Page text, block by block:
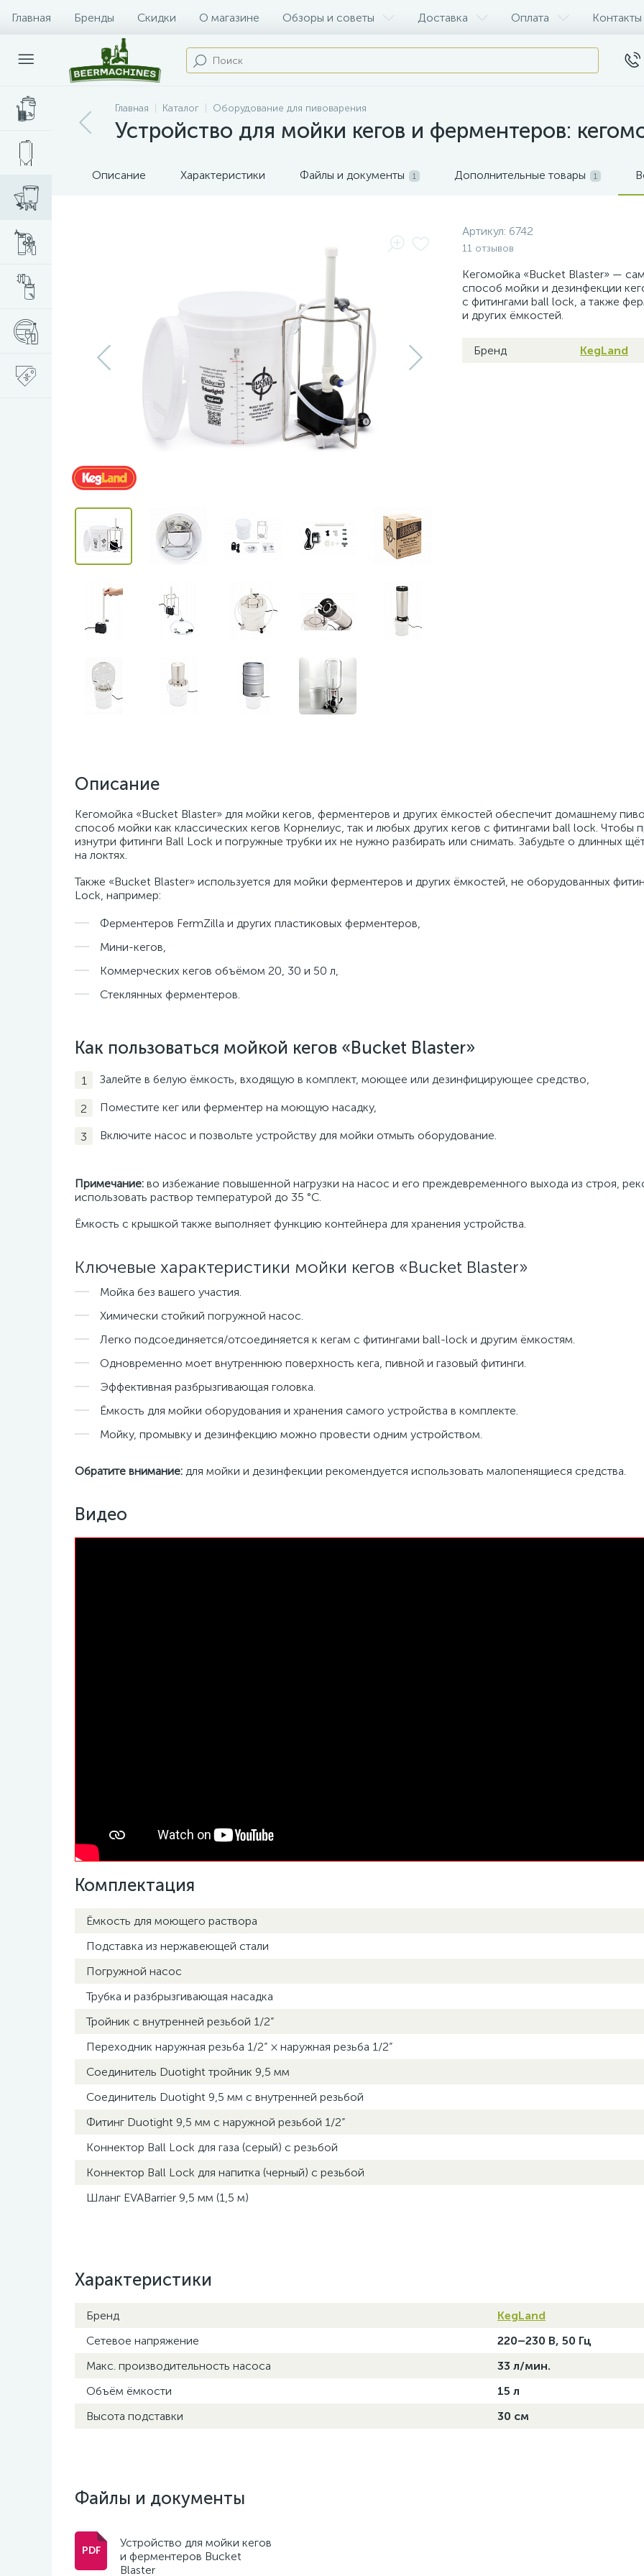
Главная Бренды Скидки О магазине Обзоры и советы Доставка Оплата Контакты
Главная Каталог Оборудование для пивоварения
Устройство для мойки кегов и ферментеров:
Описание Характеристики Файлы и документы 1 Дополнительные товары 1
Артикул: 6742
11 отзывов
Кегомойка «Bucket Blaster» —
способ мойки и дезинфекции
с фитингами ball lock, а также
и других ёмкостей.
Бренд KegLand
Описание
Кегомойка «Bucket Blaster» для мойки кегов, ферментеров и других ёмкостей обеспечит домашнему
способ мойки как классических кегов Корнелиус, так и любых других кегов с фитингами ball lock. Чтобы
изнутри фитинги Ball Lock и погружные трубки их не нужно разбирать или снимать. Забудьте о длинных
на локтях.
Также «Bucket Blaster» используется для мойки ферментеров и других ёмкостей, не оборудованных
Lock, например:
Ферментеров FermZilla и других пластиковых ферментеров,
Мини-кегов,
Коммерческих кегов объёмом 20, 30 и 50 л,
Стеклянных ферментеров.
Как пользоваться мойкой кегов «Bucket Blaster»
Залейте в белую ёмкость, входящую в комплект, моющее или дезинфицирующее средство,
Поместите кег или ферментер на моющую насадку,
Включите насос и позвольте устройству для мойки отмыть оборудование.
Примечание: во избежание повышенной нагрузки на насос и его преждевременного выхода из строя,
использовать раствор температурой до 35 °C.
Ёмкость с крышкой также выполняет функцию контейнера для хранения устройства.
Ключевые характеристики мойки кегов «Bucket Blaster»
Мойка без вашего участия.
Химически стойкий погружной насос.
Легко подсоединяется/отсоединяется к кегам с фитингами ball-lock и другим ёмкостям.
Одновременно моет внутреннюю поверхность кега, пивной и газовый фитинги.
Эффективная разбрызгивающая головка.
Ёмкость для мойки оборудования и хранения самого устройства в комплекте.
Мойку, промывку и дезинфекцию можно провести одним устройством.
Обратите внимание: для мойки и дезинфекции рекомендуется использовать малопенящиеся средства.
Видео
Комплектация
Ёмкость для моющего раствора
Подставка из нержавеющей стали
Погружной насос
Трубка и разбрызгивающая насадка
Тройник с внутренней резьбой 1/2”
Переходник наружная резьба 1/2” × наружная резьба 1/2”
Соединитель Duotight тройник 9,5 мм
Соединитель Duotight 9,5 мм с внутренней резьбой
Фитинг Duotight 9,5 мм с наружной резьбой 1/2”
Коннектор Ball Lock для газа (серый) с резьбой
Коннектор Ball Lock для напитка (черный) с резьбой
Шланг EVABarrier 9,5 мм (1,5 м)
Характеристики
Бренд
KegLand
Сетевое напряжение
220–230 В, 50 Гц
Макс. производительность насоса
33 л/мин.
Объём ёмкости
15 л
Высота подставки
30 см
Файлы и документы
Устройство для мойки кегов
и ферментеров Bucket
Blaster